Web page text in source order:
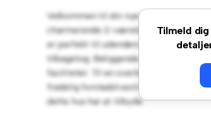
Tilmeld
Velkommen til din nye forstadsoase
charmerende 2-værelses hus tilbyder
er perfekt til udendørs
tilbagetog. Beliggende i et
faciliteter. Til en overkommelig pris
fredelig forstadslivsstil. Planlæg en
dette hus har at tilbyde.